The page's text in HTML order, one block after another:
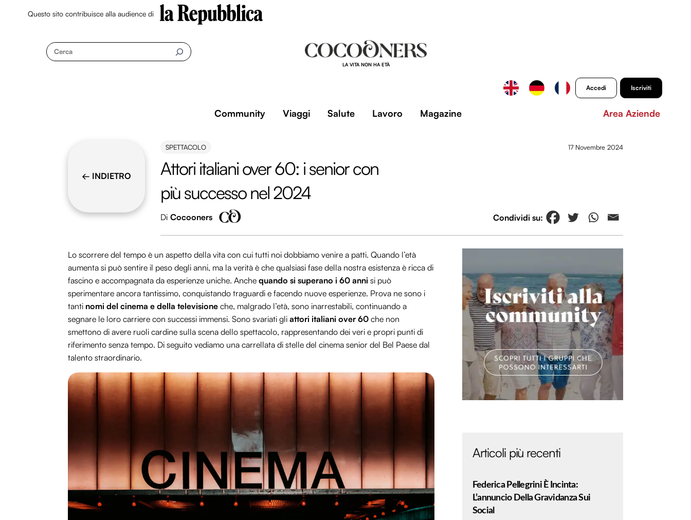
Questo sito contribuisce alla audience di
Cerca
LA VITA NON HA ETÀ
Accedi Iscriviti
Community Viaggi Salute Lavoro Magazine Area Aziende
← INDIETRO
SPETTACOLO 17 Novembre 2024
Attori italiani over 60: i senior con
più successo nel 2024
Di Cocooners
Lo scorrere del tempo è un aspetto della vita con cui tutti noi dobbiamo venire a patti. Quando l’età
aumenta si può sentire il peso degli anni, ma la verità è che qualsiasi fase della nostra esistenza è ricca di
fascino e accompagnata da esperienze uniche. Anche quando si superano i 60 anni si può
sperimentare ancora tantissimo, conquistando traguardi e facendo nuove esperienze. Prova ne sono i
tanti nomi del cinema e della televisione che, malgrado l’età, sono inarrestabili, continuando a
segnare le loro carriere con successi immensi. Sono svariati gli attori italiani over 60 che non
smettono di avere ruoli cardine sulla scena dello spettacolo, rappresentando dei veri e propri punti di
riferimento senza tempo. Di seguito vediamo una carrellata di stelle del cinema senior del Bel Paese dal
talento straordinario.
Articoli più recenti
Federica Pellegrini È Incinta:
L’annuncio Della Gravidanza Sui
Social